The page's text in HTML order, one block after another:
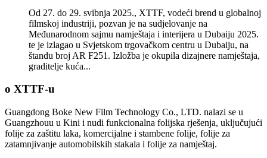
Od 27. do 29. svibnja 2025., XTTF, vodeći brend u globalnoj
filmskoj industriji, pozvan je na sudjelovanje na
Međunarodnom sajmu namještaja i interijera u Dubaiju 2025.
te je izlagao u Svjetskom trgovačkom centru u Dubaiju, na
štandu broj AR F251. Izložba je okupila dizajnere namještaja,
graditelje kuća...
o XTTF-u
Guangdong Boke New Film Technology Co., LTD. nalazi se u
Guangzhouu u Kini i nudi funkcionalna folijska rješenja, uključujući
folije za zaštitu laka, komercijalne i stambene folije, folije za
zatamnjivanje automobilskih stakala i folije za namještaj.